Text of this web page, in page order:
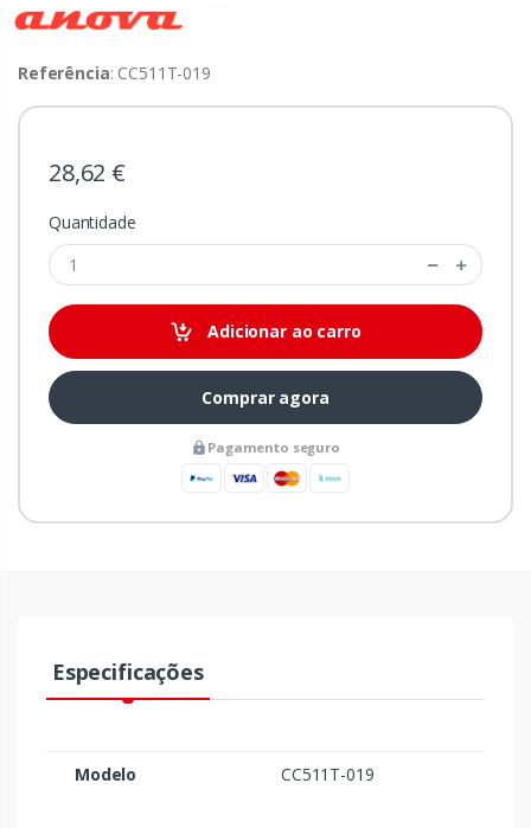
Referência: CC511T-019
28,62 €
Quantidade
Adicionar ao carro
Comprar agora
Pagamento seguro
Especificações
Modelo CC511T-019